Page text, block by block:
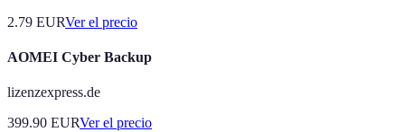
2.79 EURVer el precio
AOMEI Cyber Backup
lizenzexpress.de
399.90 EURVer el precio